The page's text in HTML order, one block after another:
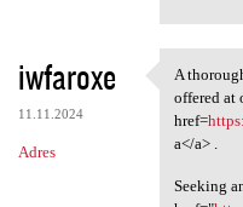
iwfaroxe
11.11.2024
Adres
A
A
offered at
href=
a</a> .
Seeking